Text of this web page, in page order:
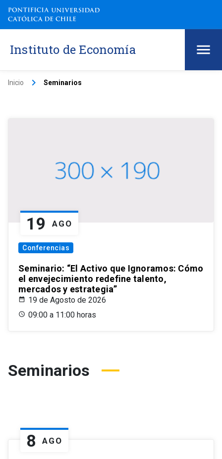
Instituto de Economía
Inicio keyboard_arrow_right Seminarios
19 AGO
Conferencias
Seminario: “El Activo que Ignoramos: Cómo
el envejecimiento redefine talento,
mercados y estrategia”
19 de Agosto de 2026
09:00 a 11:00 horas
Seminarios
8 AGO